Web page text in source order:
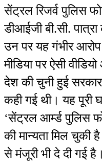
सेंट्रल रिजर्व पुलिस
डीआईजी बी.सी.
उन पर यह गंभीर
मीडिया पर ऐसी
देश की चुनी हुई
कही गई थी। यह
‘सेंट्रल आर्म्ड पुलिस
की मान्यता मिल चुकी
से मंजूरी भी दे दी गई है।